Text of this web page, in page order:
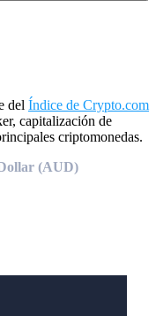
del Índice de Crypto.com
capitalización de
criptomonedas.
(AUD)